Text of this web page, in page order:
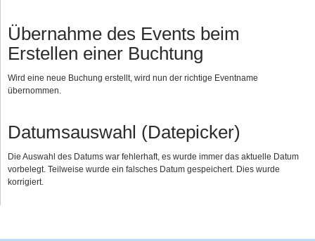
Übernahme des Events beim
Erstellen einer Buchtung
Wird eine neue Buchung erstellt, wird nun der richtige Eventname
übernommen.
Datumsauswahl (Datepicker)
Die Auswahl des Datums war fehlerhaft, es wurde immer das aktuelle Datum
vorbelegt. Teilweise wurde ein falsches Datum gespeichert. Dies wurde
korrigiert.